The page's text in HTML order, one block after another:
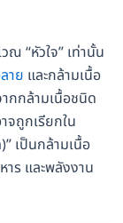
“หัวใจ” เท่านั้น
าย และกล้ามเนื้อ
กกล้ามเนื้อชนิด
จถูกเรียกใน
เป็นกล้ามเนื้อ
ร และพลังงาน